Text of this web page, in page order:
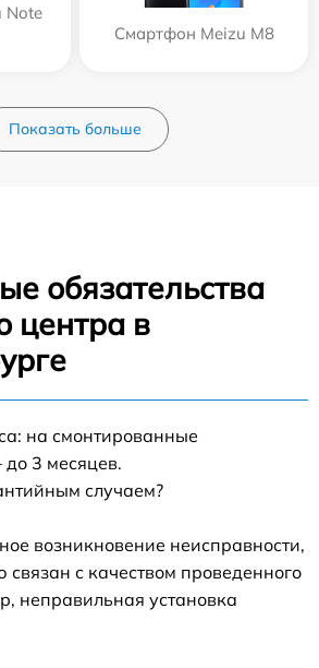
Note
Смартфон Meizu M8
Показать больше
обязательства
центра в
на смонтированные
3 месяцев.
случаем?
возникновение неисправности,
с качеством проведенного
неправильная установка